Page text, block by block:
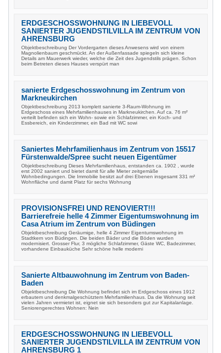
ERDGESCHOSSWOHNUNG IN LIEBEVOLL
SANIERTER JUGENDSTILVILLA IM ZENTRUM VON
AHRENSBURG
Objektbeschreibung Der Vordergarten dieses Anwesens wird von einem
Magnolienbaum geschmückt. An der Außenfassade spiegeln sich kleine
Details am Mauerwerk wieder, welche die Zeit des Jugendstils prägen. Schon
beim Betreten dieses Hauses verspürt man
sanierte Erdgeschosswohnung im Zentrum von
Markneukirchen
Objektbeschreibung 2013 komplett sanierte 3-Raum-Wohnung im
Erdgeschoss eines Mehrfamilienhauses in Markneukirchen. Auf ca. 76 m²
verteilt befinden sich ein Wohn- sowie ein Schlafzimmer, ein Koch- und
Essbereich, ein Kinderzimmer, ein Bad mit WC sowi
Saniertes Mehrfamilienhaus im Zentrum von 15517
Fürstenwalde/Spree sucht neuen Eigentümer
Objektbeschreibung Dieses Mehrfamilienhaus, entstanden ca. 1902 , wurde
erst 2002 saniert und bietet damit für alle Mieter zeitgemäße
Wohnbedingungen. Die Immobilie besitzt auf drei Ebenen insgesamt 331 m²
Wohnfläche und damit Platz für sechs Wohnung
PROVISIONSFREI UND RENOVIERT!!!
Barrierefreie helle 4 Zimmer Eigentumswohnung im
Casa Atrium im Zentrum von Büdingen
Objektbeschreibung Geräumige, helle 4 Zimmer Eigentumswohnung im
Stadtkern von Büdingen. Die beiden Bäder und die Böden wurden
modernisiert. Grosser Flur, 3 mögliche Schlafzimmer, Gäste WC, Badezimmer,
vorhandene Einbauküche Sehr schöne helle moderni
Sanierte Altbauwohnung im Zentrum von Baden-
Baden
Objektbeschreibung Die Wohnung befindet sich im Erdgeschoss eines 1912
erbautem und denkmalgeschütztem Mehrfamilienhaus. Da die Wohnung seit
vielen Jahren vermietet ist, eignet sie sich besonders gut zur Kapitalanlage.
Seniorengerechtes Wohnen: Nein
ERDGESCHOSSWOHNUNG IN LIEBEVOLL
SANIERTER JUGENDSTILVILLA IM ZENTRUM VON
AHRENSBURG 1